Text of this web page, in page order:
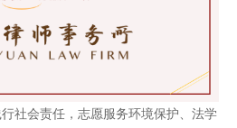
社会责任，志愿服务环境保护、法学